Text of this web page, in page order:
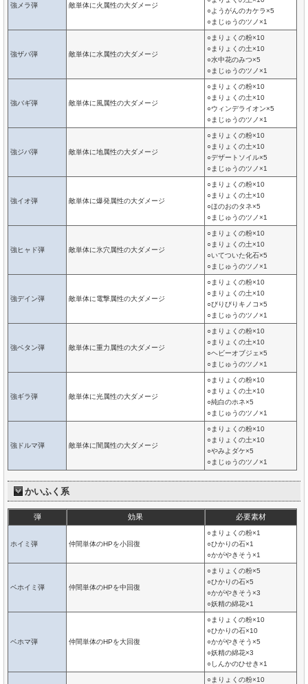
強メラ弾 敵単体に火属性の大ダメージ
○ようがんのカケラ×5
○まじゅうのツノ×1
強ザバ弾 敵単体に水属性の大ダメージ
○まりょくの粉×10
○まりょくの土×10
○水中花のみつ×5
○まじゅうのツノ×1
強バギ弾 敵単体に風属性の大ダメージ
○まりょくの粉×10
○まりょくの土×10
○ウィンデライオン×5
○まじゅうのツノ×1
強ジバ弾 敵単体に地属性の大ダメージ
○まりょくの粉×10
○まりょくの土×10
○デザートソイル×5
○まじゅうのツノ×1
強イオ弾 敵単体に爆発属性の大ダメージ
○まりょくの粉×10
○まりょくの土×10
○ほのおのタネ×5
○まじゅうのツノ×1
強ヒャド弾 敵単体に氷穴属性の大ダメージ
○まりょくの粉×10
○まりょくの土×10
○いてついた化石×5
○まじゅうのツノ×1
強デイン弾 敵単体に電撃属性の大ダメージ
○まりょくの粉×10
○まりょくの土×10
○びりびりキノコ×5
○まじゅうのツノ×1
強ベタン弾 敵単体に重力属性の大ダメージ
○まりょくの粉×10
○まりょくの土×10
○ヘビーオブジェ×5
○まじゅうのツノ×1
強ギラ弾 敵単体に光属性の大ダメージ
○まりょくの粉×10
○まりょくの土×10
○純白のホネ×5
○まじゅうのツノ×1
強ドルマ弾 敵単体に闇属性の大ダメージ
○まりょくの粉×10
○まりょくの土×10
○やみよダケ×5
○まじゅうのツノ×1
かいふく系
弾 効果 必要素材
ホイミ弾 仲間単体のHPを小回復
○まりょくの粉×1
○ひかりの石×1
○かがやきそう×1
ベホイミ弾 仲間単体のHPを中回復
○まりょくの粉×5
○ひかりの石×5
○かがやきそう×3
○妖精の綿花×1
ベホマ弾 仲間単体のHPを大回復
○まりょくの粉×10
○ひかりの石×10
○かがやきそう×5
○妖精の綿花×3
○しんかのひせき×1
○まりょくの粉×10